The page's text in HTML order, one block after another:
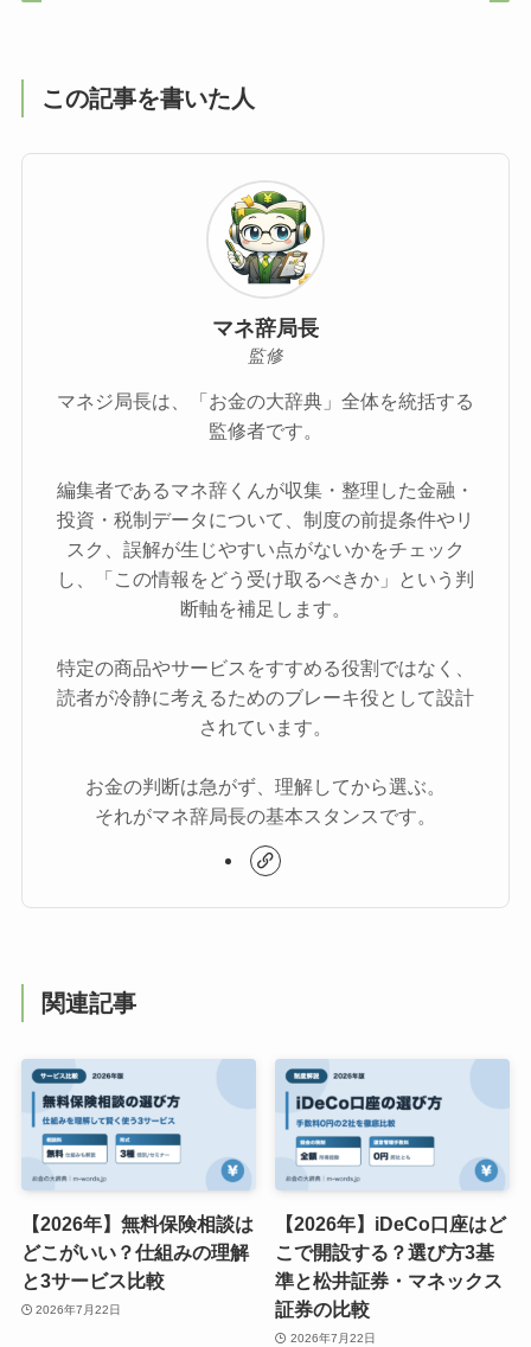
この記事を書いた人
マネ辞局長
監修
マネジ局長は、「お金の大辞典」全体を統括する
監修者です。
編集者であるマネ辞くんが収集・整理した金融・
投資・税制データについて、制度の前提条件やリ
スク、誤解が生じやすい点がないかをチェック
し、「この情報をどう受け取るべきか」という判
断軸を補足します。
特定の商品やサービスをすすめる役割ではなく、
読者が冷静に考えるためのブレーキ役として設計
されています。
お金の判断は急がず、理解してから選ぶ。
それがマネ辞局長の基本スタンスです。
関連記事
【2026年】無料保険相談は
どこがいい？仕組みの理解
と3サービス比較
2026年7月22日
【2026年】iDeCo口座はど
こで開設する？選び方3基
準と松井証券・マネックス
証券の比較
2026年7月22日